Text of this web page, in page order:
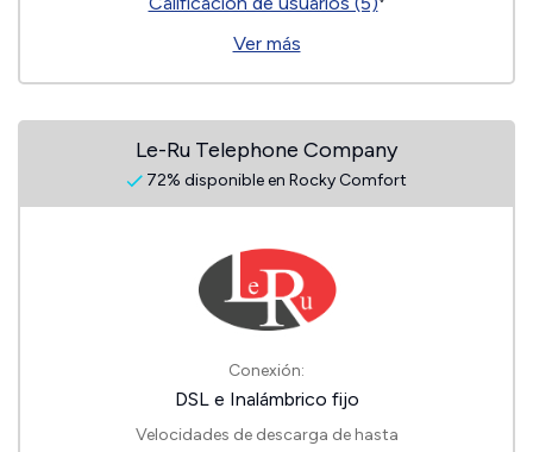
Ver más
Le-Ru Telephone Company
72% disponible en Rocky Comfort
Conexión:
DSL e Inalámbrico fijo
Velocidades de descarga de hasta